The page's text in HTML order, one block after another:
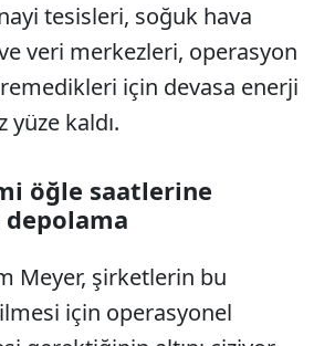
tesisleri, soğuk hava
veri merkezleri, operasyon
için devasa enerji
kaldı.
öğle saatlerine
depolama
Meyer, şirketlerin bu
için operasyonel